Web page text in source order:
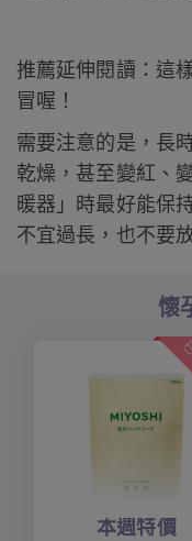
推薦延伸閱讀： 這
冒喔！
需要注意的是，長
乾燥，甚至變紅、
暖器」時最好能保
不宜過長，也不要
懷
本週特價